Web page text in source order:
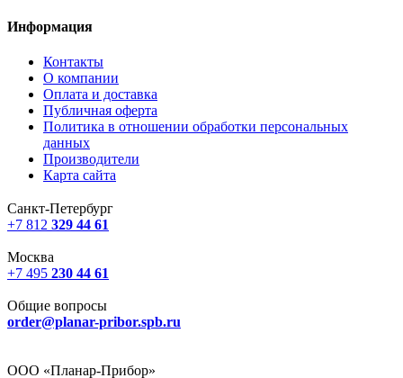
Информация
Контакты
О компании
Оплата и доставка
Публичная оферта
Политика в отношении обработки персональных
данных
Производители
Карта сайта
Санкт-Петербург
+7 812 329 44 61
Москва
+7 495 230 44 61
Общие вопросы
order@planar-pribor.spb.ru
ООО «Планар-Прибор»